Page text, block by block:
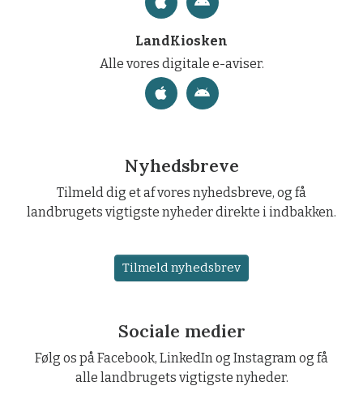
LandKiosken
Alle vores digitale e-aviser.
Nyhedsbreve
Tilmeld dig et af vores nyhedsbreve, og få
landbrugets vigtigste nyheder direkte i indbakken.
Tilmeld nyhedsbrev
Sociale medier
Følg os på Facebook, LinkedIn og Instagram og få
alle landbrugets vigtigste nyheder.